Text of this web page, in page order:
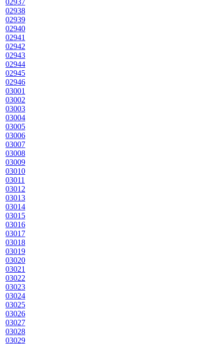
02937
02938
02939
02940
02941
02942
02943
02944
02945
02946
03001
03002
03003
03004
03005
03006
03007
03008
03009
03010
03011
03012
03013
03014
03015
03016
03017
03018
03019
03020
03021
03022
03023
03024
03025
03026
03027
03028
03029